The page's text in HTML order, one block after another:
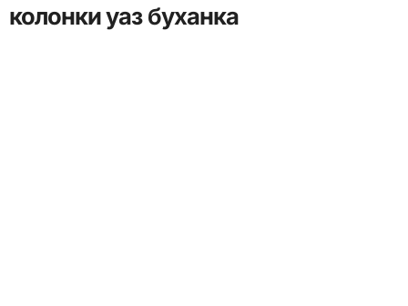
колонки уаз буханка